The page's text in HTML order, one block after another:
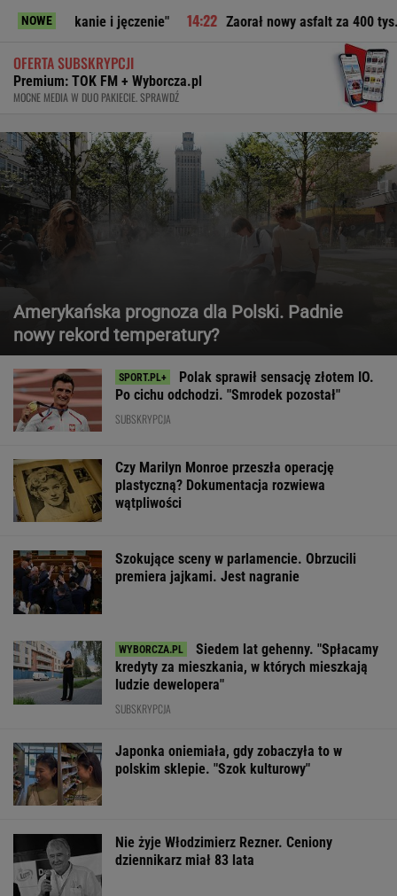
NOWE
i jęczenie" Zaorał nowy asfalt za 400 tys. zł. Trafi do
OFERTA SUBSKRYPCJI
Premium: TOK FM + Wyborcza.pl
MOCNE MEDIA W DUO PAKIECIE. SPRAWDŹ
Amerykańska prognoza dla Polski. Padnie
nowy rekord temperatury?
Polak sprawił sensację złotem IO.
Po cichu odchodzi. "Smrodek pozostał"
SUBSKRYPCJA
Czy Marilyn Monroe przeszła operację
plastyczną? Dokumentacja rozwiewa
wątpliwości
Szokujące sceny w parlamencie. Obrzucili
premiera jajkami. Jest nagranie
Siedem lat gehenny. "Spłacamy
kredyty za mieszkania, w których mieszkają
ludzie dewelopera"
SUBSKRYPCJA
Japonka oniemiała, gdy zobaczyła to w
polskim sklepie. "Szok kulturowy"
Nie żyje Włodzimierz Rezner. Ceniony
dziennikarz miał 83 lata